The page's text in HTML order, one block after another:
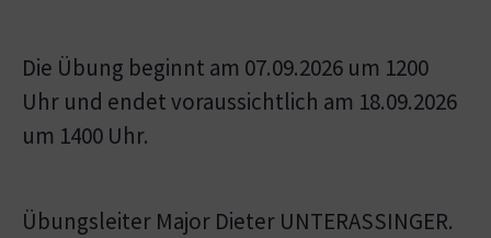
Die Übung beginnt am 07.09.2026 um 1200
Uhr und endet voraussichtlich am 18.09.2026
um 1400 Uhr.
Übungsleiter Major Dieter UNTERASSINGER.